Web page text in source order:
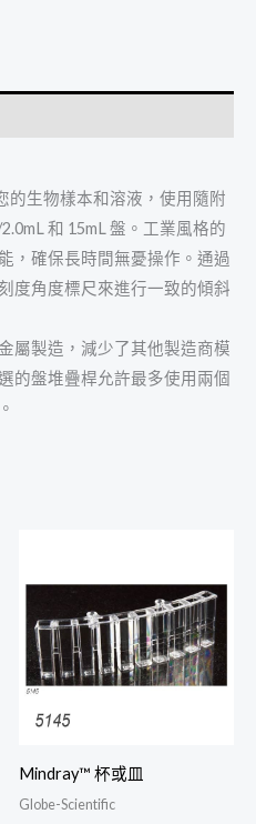
的生物樣本和溶液，使用隨附
和 15mL 盤。工業風格的
，確保長時間無憂操作。通過
度角度標尺來進行一致的傾斜
屬製造，減少了其他製造商模
的盤堆疊桿允許最多使用兩個
Mindray™ 杯或皿
Globe-Scientific